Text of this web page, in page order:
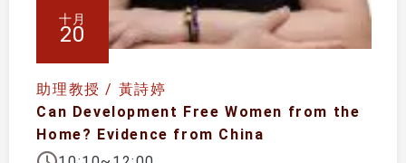
十月
20
助理教授 / 黃詩婷
Can Development Free Women from the
Home? Evidence from China